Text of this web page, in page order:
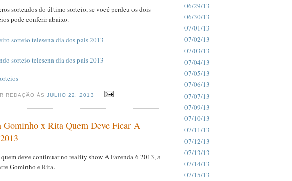
sorteados do último sorteio, se você perdeu os dois
pode conferir abaixo.
sorteio telesena dia dos pais 2013
sorteio telesena dia dos pais 2013
REDAÇÃO ÀSJULHO 22, 2013
Gominho x Rita Quem Deve Ficar A
deve continuar no reality show A Fazenda 6 2013, a
Gominho e Rita.
06/29/13
06/30/13
07/01/13
07/02/13
07/03/13
07/04/13
07/05/13
07/06/13
07/07/13
07/09/13
07/10/13
07/11/13
07/12/13
07/13/13
07/14/13
07/15/13